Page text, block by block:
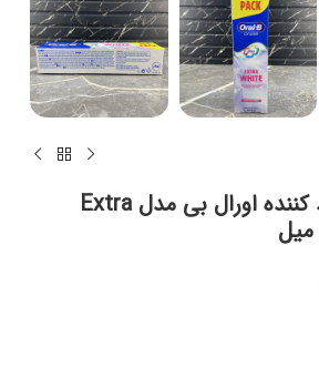
خمیر دندان سفید کننده اورال بی مدل Extra